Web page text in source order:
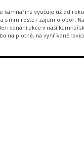
kamnařina vyučuje už od
ním roste i zájem o obor.
konání akce v naší
na plotně, na vyhřívané